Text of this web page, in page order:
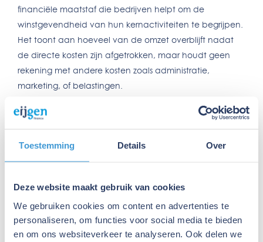
Toestemming Details Over
Deze website maakt gebruik van cookies
We gebruiken cookies om content en advertenties te
personaliseren, om functies voor social media te bieden
en om ons websiteverkeer te analyseren. Ook delen we
financiële maatstaf die bedrijven helpt om de
winstgevendheid van hun kernactiviteiten te begrijpen.
Het toont aan hoeveel van de omzet overblijft nadat
de directe kosten zijn afgetrokken, maar houdt geen
rekening met andere kosten zoals administratie,
marketing, of belastingen.
Brutowinstmarge en opslag
toevoegt aan de kostprijs van een product om een
toepassen van deze opslag. Als je bijvoorbeeld een
product inkoopt voor €50 en het verkoopt voor €100,
dan is de opslag €50. De brutowinst is dan ook €50 en
de brutowinstmarge is: